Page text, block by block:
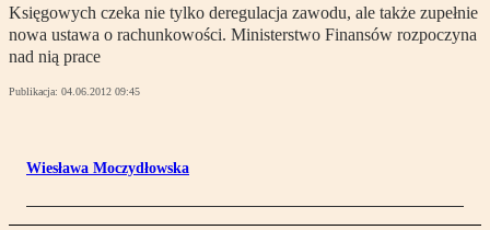
Księgowych czeka nie tylko deregulacja zawodu, ale także zupełnie
nowa ustawa o rachunkowości. Ministerstwo Finansów rozpoczyna
nad nią prace
Publikacja: 04.06.2012 09:45
Wiesława Moczydłowska